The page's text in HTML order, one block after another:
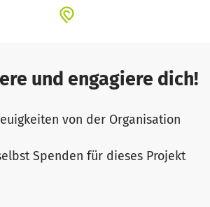
und engagiere dich!
von der Organisation
Spenden für dieses Projekt